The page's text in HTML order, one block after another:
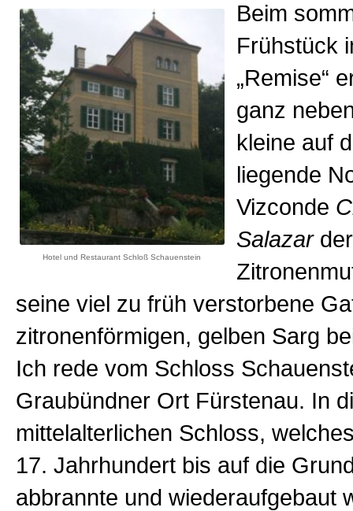
Hotel und Restaurant Schloß Schauenstein
Beim
Frühstück
„Remise“
ganz
kleine auf
liegende
Vizconde
Salazarder
seine viel zu früh verstorbene
zitronenförmigen, gelben Sarg
Ich rede vom Schloss
Graubündner Ort Fürstenau. In
mittelalterlichen Schloss,
17. Jahrhundert bis auf die
abbrannte und wiederaufgebaut